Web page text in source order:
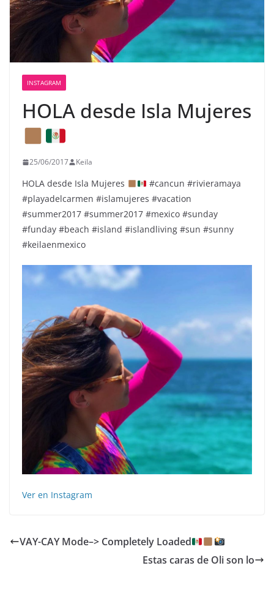
INSTAGRAM
HOLA desde Isla Mujeres
25/06/2017 Keila
HOLA desde Isla Mujeres
#cancun #rivieramaya
#playadelcarmen #islamujeres #vacation
#summer2017 #summer2017 #mexico #sunday
#funday #beach #island #islandliving #sun #sunny
#keilaenmexico
Ver en Instagram
VAY-CAY Mode–> Completely Loaded
Estas caras de Oli son lo